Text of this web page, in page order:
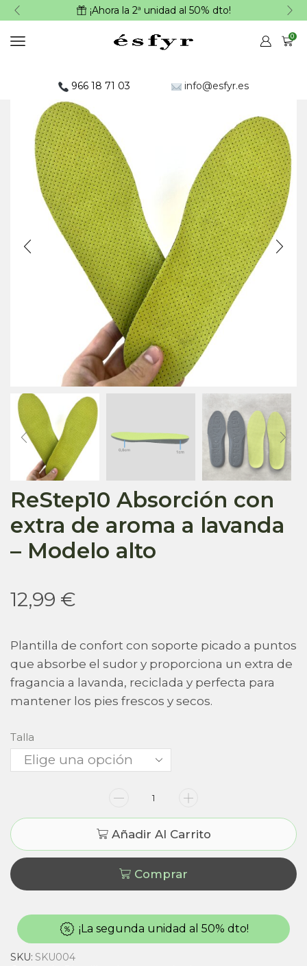
¡Ahora la 2ª unidad al 50% dto!
0
966 18 71 03 info@esfyr.es
ReStep10 Absorción con
extra de aroma a lavanda
– Modelo alto
12,99 €
Plantilla de confort con soporte picado a puntos
que absorbe el sudor y proporciona un extra de
fragancia a lavanda, reciclada y perfecta para
mantener los pies frescos y secos.
Talla
Añadir Al Carrito
Comprar
¡La segunda unidad al 50% dto!
SKU: SKU004